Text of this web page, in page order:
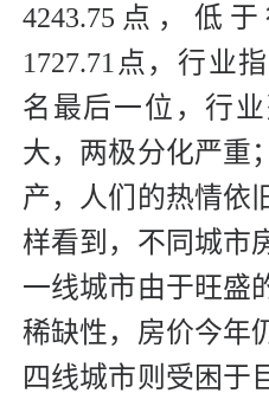
4243.75点，低
1727.71点，行业
名最后一位，行
大，两极分化严重
产，人们的热情依
样看到，不同城市
一线城市由于旺盛
稀缺性，房价今年
四线城市则受困于